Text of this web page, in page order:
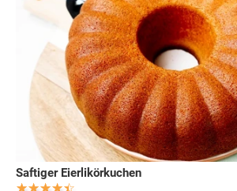
Saftiger Eierlikörkuchen